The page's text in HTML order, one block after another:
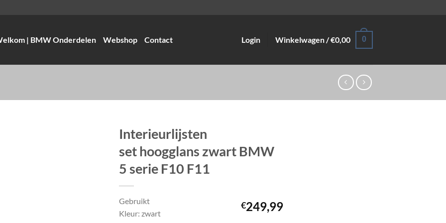
| BMW Onderdelen
Webshop Contact Login Winkelwagen /€0,00 0
Interieurlijsten
set hoogglans zwart BMW
5 serie F10 F11
€249,99
Gebruikt
Kleur: zwart